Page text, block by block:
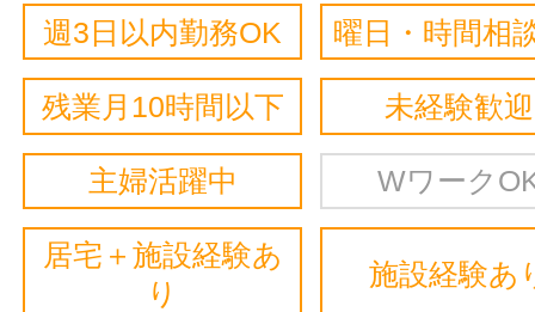
週3日以内勤務OK 曜日・時間相
残業月10時間以下 未経験歓迎
主婦活躍中 Wワーク
居宅＋施設経験あ
り
施設経験あ